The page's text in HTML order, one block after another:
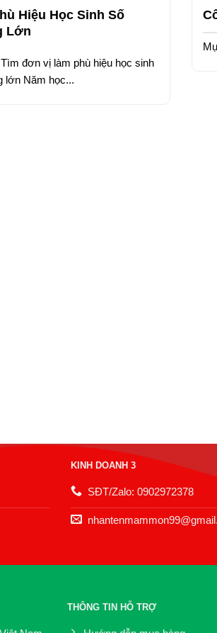
Hiệu Học Sinh Số
Lớn
đơn vị làm phù hiệu học sinh
lớn Năm học...
KINH DOANH 3
SĐT/Zalo: 0902972378
THÔNG TIN HỖ TRỢ